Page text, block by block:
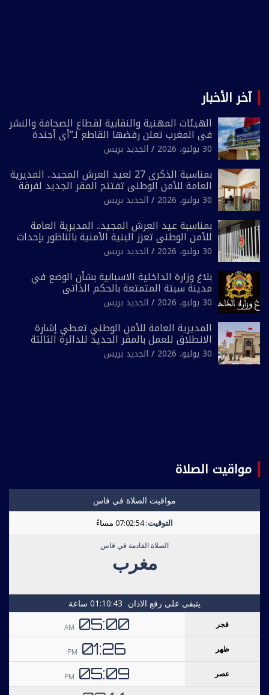
آخر الأخبار
الهيئات المهنية والنقابية لقطاع الصحافة والنشر
في المغرب تعلن رفضها القاطع لـ”أي أجندة
انتخابية مُعدة على مقاس سياسي ومصلحي
ضيق”
30 يوليو، 2026 الجديد بريس
بمناسبة الذكرى 27 لعيد العرش المجيد.. المديرية
العامة للأمن الوطني تفتتح المقر الجديد لفرقة
الشرطة السياحية بفاس
30 يوليو، 2026 الجديد بريس
بمناسبة عيد العرش المجيد.. المديرية العامة
للأمن الوطني تعزز البنية الأمنية بالناظور بإحداث
فرقتين جديدتين
30 يوليو، 2026 الجديد بريس
بلاغ وزارة الداخلية الاسبانية بشأن الوضع في
مدينة سبتة المتمتعة بالحكم الذاتي
30 يوليو، 2026 الجديد بريس
المديرية العامة للأمن الوطني تعطي إشارة
الانطلاق للعمل بالمقر الجديد للدائرة الثالثة
للشرطة بولاية أمن العيون
30 يوليو، 2026 الجديد بريس
مواقيت الصلاة